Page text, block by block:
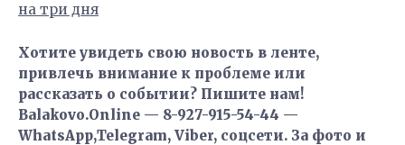
на три дня
Хотите увидеть свою новость в ленте,
привлечь внимание к проблеме или
рассказать о событии? Пишите нам!
Balakovo.Online — 8-927-915-54-44 —
WhatsApp,Telegram, Viber, соцсети. За фото и